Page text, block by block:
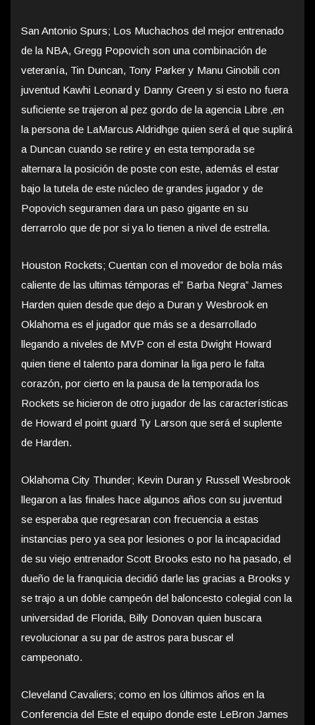
San Antonio Spurs; Los Muchachos del mejor entrenado
de la NBA, Gregg Popovich son una combinación de
veteranía, Tin Duncan, Tony Parker y Manu Ginobili con
juventud Kawhi Leonard y Danny Green y si esto no fuera
suficiente se trajeron al pez gordo de la agencia Libre ,en
la persona de LaMarcus Aldridhge quien será el que suplirá
a Duncan cuando se retire y en esta temporada se
alternara la posición de poste con este, además el estar
bajo la tutela de este núcleo de grandes jugador y de
Popovich seguramen dara un paso gigante en su
derrarrolo que de por si ya lo tienen a nivel de estrella.
Houston Rockets; Cuentan con el movedor de bola más
caliente de las ultimas témporas el” Barba Negra” James
Harden quien desde que dejo a Duran y Wesbrook en
Oklahoma es el jugador que más se a desarrollado
llegando a niveles de MVP con el esta Dwight Howard
quien tiene el talento para dominar la liga pero le falta
corazón, por cierto en la pausa de la temporada los
Rockets se hicieron de otro jugador de las características
de Howard el point guard Ty Larson que será el suplente
de Harden.
Oklahoma City Thunder; Kevin Duran y Russell Wesbrook
llegaron a las finales hace algunos años con su juventud
se esperaba que regresaran con frecuencia a estas
instancias pero ya sea por lesiones o por la incapacidad
de su viejo entrenador Scott Brooks esto no ha pasado, el
dueño de la franquicia decidió darle las gracias a Brooks y
se trajo a un doble campeón del baloncesto colegial con la
universidad de Florida, Billy Donovan quien buscara
revolucionar a su par de astros para buscar el
campeonato.
Cleveland Cavaliers; como en los últimos años en la
Conferencia del Este el equipo donde este LeBron James